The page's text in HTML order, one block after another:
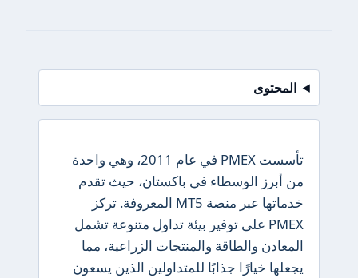
المحتوى
تأسست PMEX في عام 2011، وهي واحدة
من أبرز الوسطاء في باكستان، حيث تقدم
خدماتها عبر منصة MT5 المعروفة. تركز
PMEX على توفير بيئة تداول متنوعة تشمل
المعادن والطاقة والمنتجات الزراعية، مما
يجعلها خيارًا جذابًا للمتداولين الذين يسعون